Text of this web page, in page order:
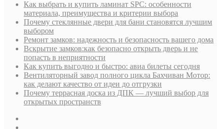
Как выбрать и купить ламинат SPC: особенности
материала, преимущества и критерии выбора
Почему стеклянные двери для бани становятся лучшим
выбором
Ремонт замков: надежность и безопасность вашего дома
Вскрытие замков:как безопасно открыть дверь и не
попасть в неприятности
Как купить выгодно и быстро: авиа билеты сегодня
Вентиляторный завод полного цикла Бахчиван Мотор:
как делают качество от идеи до отгрузки
Почему террасная доска из ДПК — лучший выбор для
открытых пространств